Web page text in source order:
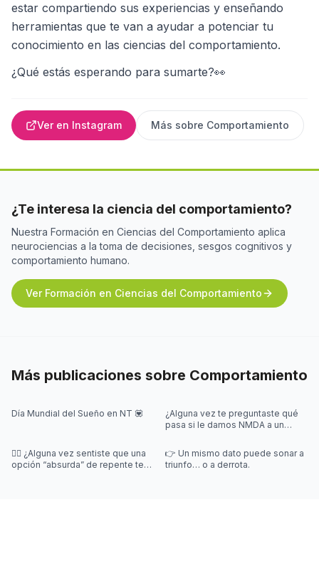
estar compartiendo sus experiencias y enseñando
herramientas que te van a ayudar a potenciar tu
conocimiento en las ciencias del comportamiento.
¿Qué estás esperando para sumarte?👀
Ver en Instagram Más sobre Comportamiento
¿Te interesa la ciencia del comportamiento?
Nuestra Formación en Ciencias del Comportamiento aplica
neurociencias a la toma de decisiones, sesgos cognitivos y
comportamiento humano.
Ver Formación en Ciencias del Comportamiento
Más publicaciones sobre Comportamiento
Día Mundial del Sueño en NT 💟
¿Alguna vez te preguntaste qué
pasa si le damos NMDA a un
contamos!
😵‍💫 ¿Alguna vez sentiste que una
opción “absurda” de repente te
👉 Un mismo dato puede sonar a
triunfo… o a derrota.